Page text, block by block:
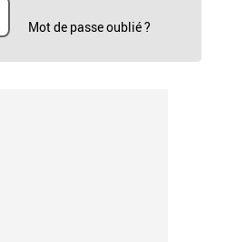
Mot de passe oublié ?